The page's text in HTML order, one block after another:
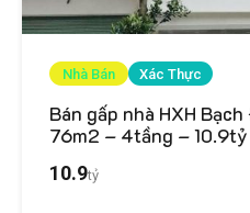
Nhà Bán Xác Thực
Bán gấp nhà HXH
76m2 – 4tầng – 10.9tỷ
10.9tỷ